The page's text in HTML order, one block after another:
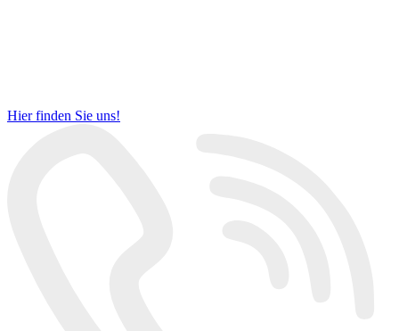
Hier finden Sie uns!